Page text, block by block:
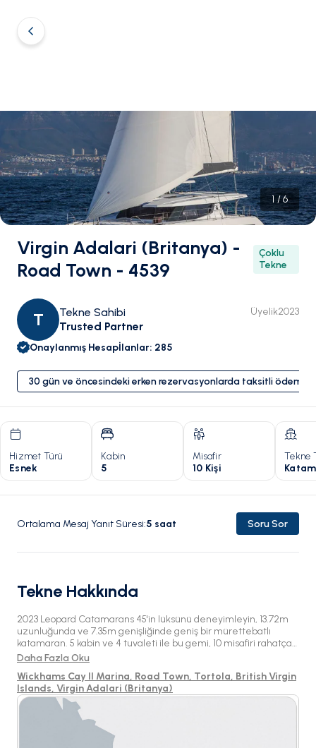
1 /6
Virgin Adalari (Britanya) -
Road Town - 4539
Çoklu
Tekne
T
Tekne Sahibi
Trusted Partner
Üyelik2023
Onaylanmış Hesapİlanlar: 285
30 gün ve öncesindeki erken rezervasyonlarda taksitli ödeme
Hizmet Türü
Esnek
Kabin
5
Misafir
10 Kişi
Tekne
Ortalama Mesaj Yanıt Süresi:5 saat Soru Sor
Tekne Hakkında
2023 Leopard Catamarans 45'in lüksünü deneyimleyin, 13.72m
uzunluğunda ve 7.35m genişliğinde geniş bir mürettebatlı
katamaran. 5 kabin ve 4 tuvaleti ile bu gemi, 10 misafiri rahatça
ağırlayarak aile tatilleri veya grup kiralamaları için ideal bir
suları keşfetmek için mükemmel bir üs sağlıyor.
Daha Fazla Oku
Wickhams Cay II Marina, Road Town, Tortola, British Virgin
Islands, Virgin Adalari (Britanya)